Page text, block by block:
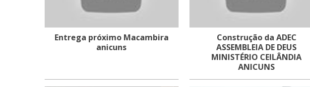
Entrega próximo Macambira
anicuns
Construção da ADEC
ASSEMBLEIA DE DEUS
MINISTÉRIO CEILÂNDIA
ANICUNS